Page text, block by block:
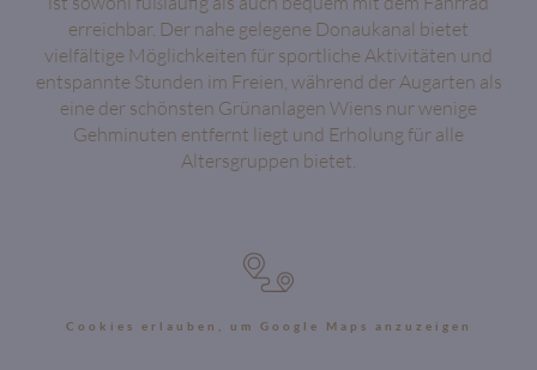
erreichbar. Der nahe gelegene Donaukanal bietet
vielfältige Möglichkeiten für sportliche Aktivitäten und
entspannte Stunden im Freien, während der Augarten als
eine der schönsten Grünanlagen Wiens nur wenige
Gehminuten entfernt liegt und Erholung für alle
Altersgruppen bietet.
Cookies erlauben, um Google Maps anzuzeigen